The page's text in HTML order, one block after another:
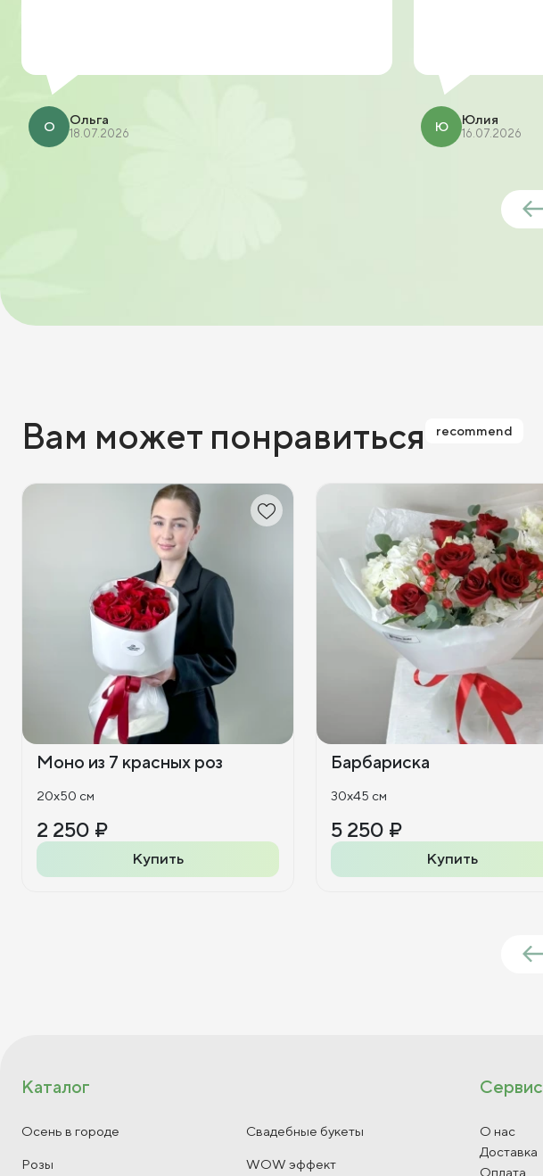
О Ольга
18.07.2026 Ю Юлия
16.07.2026
Вам может понравиться recommend
Моно из 7 красных роз
20x50 см
2 250 ₽
Купить
Барбариска
30x45 см
5 250 ₽
Купить
Каталог
Осень в городе Свадебные букеты
Розы WOW эффект
Сервис
О нас
Доставка
Оплата